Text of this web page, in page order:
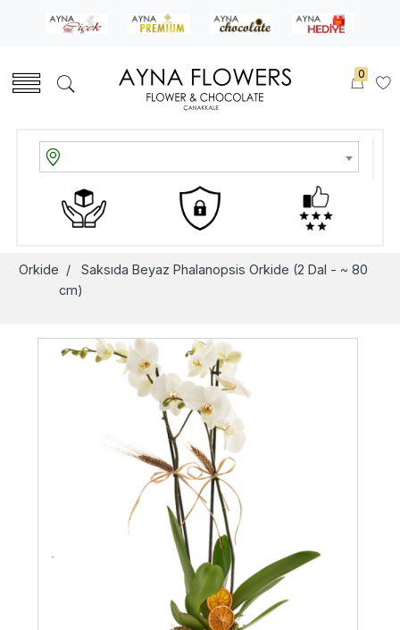
0
Orkide / Saksıda Beyaz Phalanopsis Orkide (2 Dal - ~ 80
cm)